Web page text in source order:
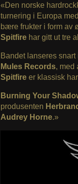
«Den norske
turnering i Europa
bære frukter i form av
Spitfire har gitt ut tre
Bandet lanseres
Mules Records, med
Spitfire er klassisk
Burning Your
produsenten
Audrey Horne.»